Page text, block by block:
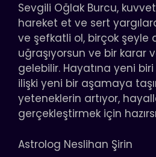
Sevgili Oğlak Burcu,
hareket et ve sert
ve şefkatli ol, birçok şeyle
uğraşıyorsun ve bir karar
gelebilir. Hayatına yeni
ilişki yeni bir aşamaya
yeteneklerin artıyor,
gerçekleştirmek için
Astrolog Neslihan Şirin